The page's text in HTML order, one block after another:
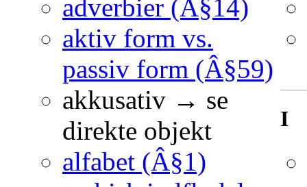
adverbier (Â§14)
aktiv form vs.
passiv form (Â§59)
akkusativ → se
direkte objekt
alfabet (Â§1)
I